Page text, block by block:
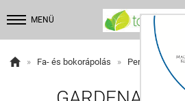
MENÜ
 » Fa- és bokorápolás » Permetezők